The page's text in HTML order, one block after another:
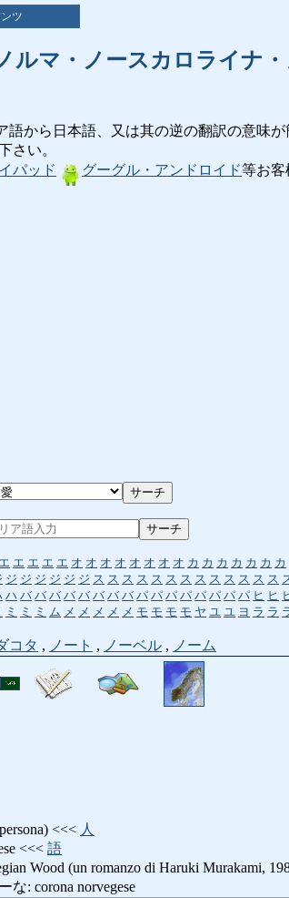
ツ
ルマ・ノースカロライナ
語から日本語、又は其の逆の翻訳の意味
さい。
パッド グーグル・アンドロイド等お客
エ エ エ エ エ オ オ オ オ オ オ オ オ カ カ カ カ カ カ カ
ジ ジ ジ ジ ジ ジ ス ス ス ス ス ス ス ス ス ス ス ス ス
ハ バ バ バ バ バ バ バ バ パ パ パ パ パ パ パ パ ヒ ヒ
ミ ミ ミ ム メ メ メ メ メ モ モ モ モ ヤ ユ ユ ヨ ラ ラ
コタ , ノート , ノーベル , ノーム
<<< 人
<<< 語
Wood (un romanzo di Haruki Murakami,
: corona norvegese